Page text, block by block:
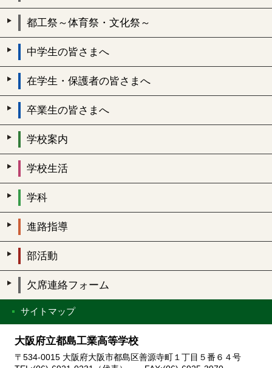
都工祭～体育祭・文化祭～
中学生の皆さまへ
在学生・保護者の皆さまへ
卒業生の皆さまへ
学校案内
学校生活
学科
進路指導
部活動
欠席連絡フォーム
サイトマップ
大阪府立都島工業高等学校
〒534-0015 大阪府大阪市都島区善源寺町１丁目５番６４号